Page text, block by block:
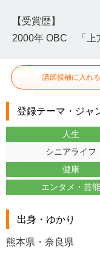
【受賞歴】
2000年 OBC 「上
講師候補に入れる
登録テーマ・ジャ
人生
シニアライフ
健康
エンタメ・芸能
出身・ゆかり
熊本県・奈良県